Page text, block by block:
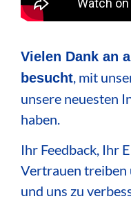
Vielen Dank an
besucht , mit
unsere neuesten
haben.
Ihr Feedback, Ihr
Vertrauen treiben
und uns zu